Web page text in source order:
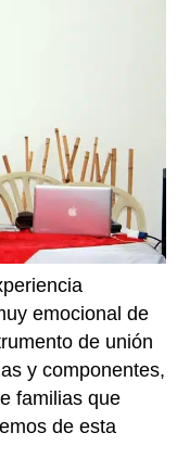
emocional de
de unión
y componentes,
familias que
de esta